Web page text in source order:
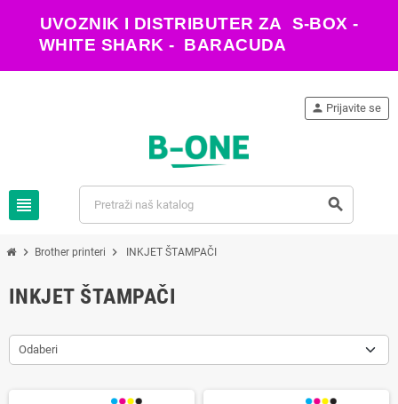
UVOZNIK I DISTRIBUTER ZA S-BOX -
WHITE SHARK - BARACUDA
view_headline search
person Prijavite se
chevron_right Brother printeri chevron_right INKJET ŠTAMPAČI
INKJET ŠTAMPAČI
Odaberi